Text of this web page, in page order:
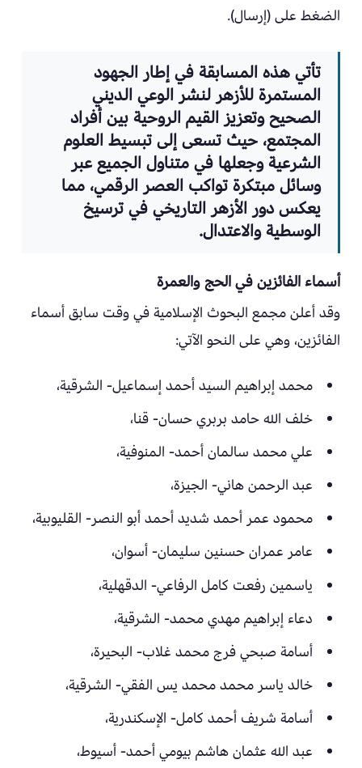
الضغط على (إرسال).
تأتي هذه المسابقة في إطار الجهود
المستمرة للأزهر لنشر الوعي الديني
الصحيح وتعزيز القيم الروحية بين أفراد
المجتمع، حيث تسعى إلى تبسيط العلوم
الشرعية وجعلها في متناول الجميع عبر
وسائل مبتكرة تواكب العصر الرقمي، مما
يعكس دور الأزهر التاريخي في ترسيخ
الوسطية والاعتدال.
أسماء الفائزين في الحج والعمرة
وقد أعلن مجمع البحوث الإسلامية في وقت سابق أسماء
الفائزين، وهي على النحو الآتي:
محمد إبراهيم السيد أحمد إسماعيل- الشرقية،
خلف الله حامد بربري حسان- قنا،
علي محمد سالمان أحمد- المنوفية،
عبد الرحمن هاني- الجيزة،
محمود عمر أحمد شديد أحمد أبو النصر- القليوبية،
عامر عمران حسنين سليمان- أسوان،
ياسمين رفعت كامل الرفاعي- الدقهلية،
دعاء إبراهيم مهدي محمد- الشرقية،
أسامة صبحي فرج محمد غلاب- البحيرة،
خالد ياسر محمد محمد يس الفقي- الشرقية،
أسامة شريف أحمد كامل- الإسكندرية،
عبد الله عثمان هاشم بيومي أحمد- أسيوط،